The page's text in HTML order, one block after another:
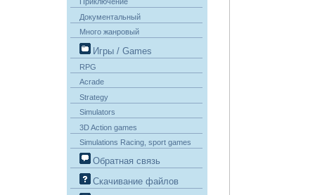
Приключение
Документальный
Много жанровый
Игры / Games
RPG
Acrade
Strategy
Simulators
3D Action games
Simulations Racing, sport games
Обратная связь
Скачивание файлов